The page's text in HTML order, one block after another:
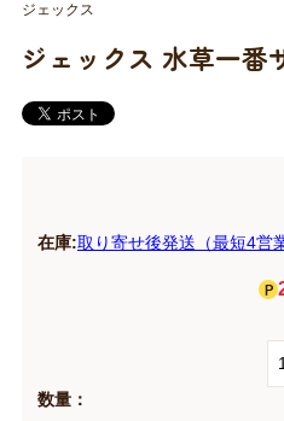
ジェックス 水草一番
在庫:取り寄せ後発送（最短4営
数量：
ジェックス